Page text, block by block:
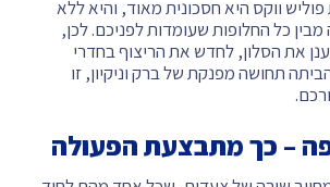
ווקס היא חסכונית מאוד, והיא ללא
כל החלופות שעומדות לפניכם. לכן,
את הסלון, לחדש את הריצוף בחדרי
תחושה מפנקת של ברק וניקיון, זו
– כך מתבצעת הפעולה